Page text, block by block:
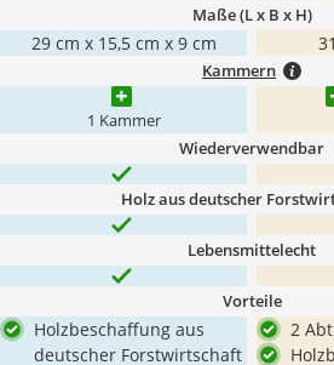
Maße (L x B x H)
29 cm x 15,5 cm x 9 cm
Kammern
1 Kammer
Wiederverwendbar
Holz aus deutscher
Lebensmittelecht
Vorteile
Holzbeschaffung aus
deutscher Forstwirtschaft
2